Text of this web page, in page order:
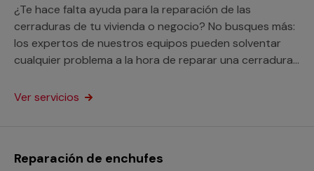
¿Te hace falta ayuda para la reparación de las
cerraduras de tu vivienda o negocio? No busques más:
los expertos de nuestros equipos pueden solventar
cualquier problema a la hora de reparar una cerradura
Ver servicios
Reparación de enchufes